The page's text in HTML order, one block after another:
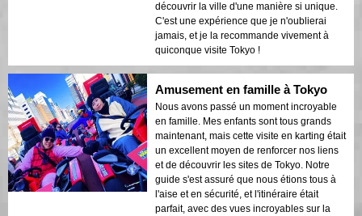
découvrir la ville d'une manière si unique.
C'est une expérience que je n'oublierai
jamais, et je la recommande vivement à
quiconque visite Tokyo !
Amusement en famille à Tokyo
Nous avons passé un moment incroyable
en famille. Mes enfants sont tous grands
maintenant, mais cette visite en karting était
un excellent moyen de renforcer nos liens
et de découvrir les sites de Tokyo. Notre
guide s'est assuré que nous étions tous à
l'aise et en sécurité, et l'itinéraire était
parfait, avec des vues incroyables sur la